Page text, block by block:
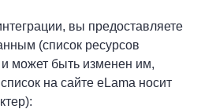
вы предоставляете
(список ресурсов
может быть изменен им,
на сайте eLama носит